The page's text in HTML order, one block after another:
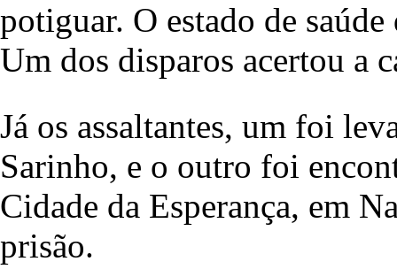
potiguar. O estado de
Um dos disparos acertou a
Já os assaltantes, um foi
Sarinho, e o outro foi
Cidade da Esperança, em
prisão.